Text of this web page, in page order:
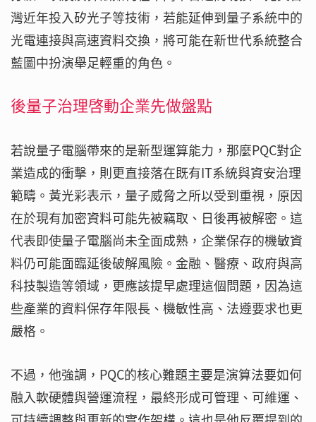
灣近年投入矽光子等技術，若能延伸到量子系統中的
光電連接與高速資料交換，將可能在新世代系統整合
藍圖中扮演舉足輕重的角色。
後量子治理啓動企業先做盤點
若說量子電腦帶來的是新型運算能力，那麼PQC對企
業造成的衝擊，則更直接落在既有IT系統與資安治理
範疇。黃光彩表示，量子威脅之所以受到重視，原因
在於現有加密資料可能先被竊取、日後再被解密。這
代表即使量子電腦尚未全面成熟，企業保存的機敏資
料仍可能面臨延後破解風險。金融、醫療、政府與高
科技製造等領域，更應該提早處理這個問題，因為這
些產業的資料保存年限長、機敏性高、法遵要求也更
嚴格。
不過，他強調，PQC的核心難題主要是演算法要如何
融入軟硬體與營運流程，最終形成可管理、可維運、